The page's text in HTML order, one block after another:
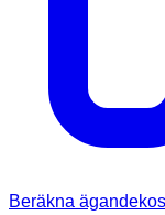
Beräkna